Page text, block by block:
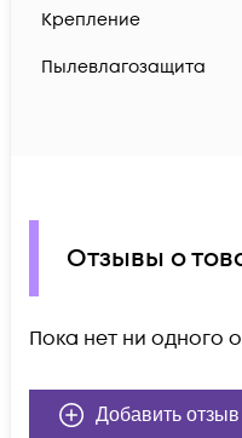
Крепление
Пылевлагозащита
Отзывы о
Пока нет ни одного
Добавить отзыв